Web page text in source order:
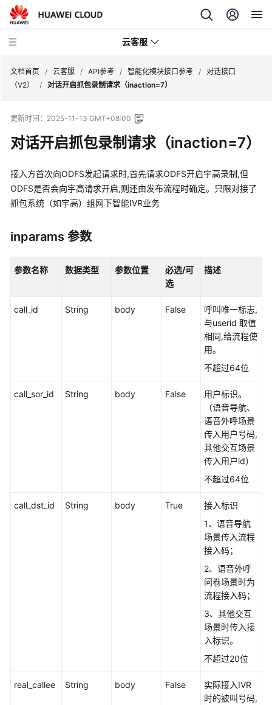
云客服
品
介
绍
快
速
入
用
指
价
发
接
文档首页 / 云客服 / API参考 / 智能化模块接口参考 / 对话接口
（V2）
/ 对话开启抓包录制请求（inaction=7）
更新时间： 2025-11-13 GMT+08:00
对话开启抓包录制请求（inaction=7）
接入方首次向ODFS发起请求时,首先请求ODFS开启宇高录制,但
ODFS是否会向宇高请求开启,则还由发布流程时确定。只限对接了
抓包系统（如宇高）组网下智能IVR业务
inparams 参数
参数名称 数据类型 参数位置
必选/可
选
描述
call_id String body False
呼叫唯一标志,
与userid 取值
相同,给流程使
用。
不超过64位
call_sor_id String body False
用户标识。
（语音导航、
语音外呼场景
传入用户号码,
其他交互场景
传入用户id）
不超过64位
call_dst_id String body True
接入标识
1、语音导航
场景传入流程
接入码；
2、语音外呼
问卷场景时为
流程接入码；
3、其他交互
场景时传入接
入标识。
不超过20位
real_callee String body False
实际接入IVR
时的被叫号码,